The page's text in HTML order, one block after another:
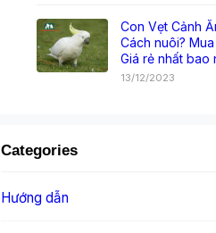
Con Vẹt Cảnh
Cách nuôi?
Giá rẻ nhất bao
13/12/2023
Categories
Hướng dẫn